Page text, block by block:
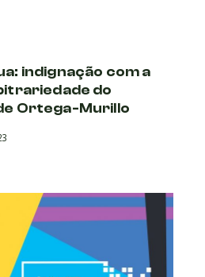
indignação com a
do
Ortega-Murillo